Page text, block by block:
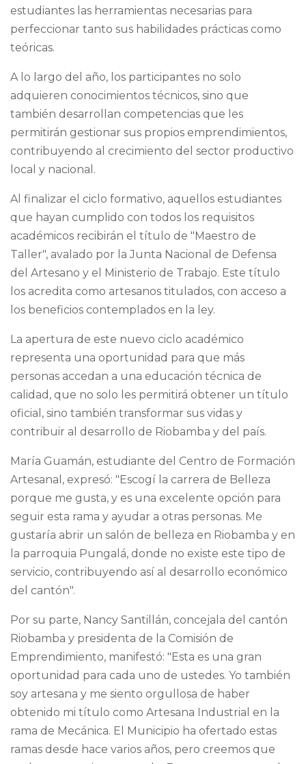
estudiantes las herramientas necesarias para
perfeccionar tanto sus habilidades prácticas como
teóricas.
A lo largo del año, los participantes no solo
adquieren conocimientos técnicos, sino que
también desarrollan competencias que les
permitirán gestionar sus propios emprendimientos,
contribuyendo al crecimiento del sector productivo
local y nacional.
Al finalizar el ciclo formativo, aquellos estudiantes
que hayan cumplido con todos los requisitos
académicos recibirán el título de "Maestro de
Taller", avalado por la Junta Nacional de Defensa
del Artesano y el Ministerio de Trabajo. Este título
los acredita como artesanos titulados, con acceso a
los beneficios contemplados en la ley.
La apertura de este nuevo ciclo académico
representa una oportunidad para que más
personas accedan a una educación técnica de
calidad, que no solo les permitirá obtener un título
oficial, sino también transformar sus vidas y
contribuir al desarrollo de Riobamba y del país.
María Guamán, estudiante del Centro de Formación
Artesanal, expresó: "Escogí la carrera de Belleza
porque me gusta, y es una excelente opción para
seguir esta rama y ayudar a otras personas. Me
gustaría abrir un salón de belleza en Riobamba y en
la parroquia Pungalá, donde no existe este tipo de
servicio, contribuyendo así al desarrollo económico
del cantón".
Por su parte, Nancy Santillán, concejala del cantón
Riobamba y presidenta de la Comisión de
Emprendimiento, manifestó: "Esta es una gran
oportunidad para cada uno de ustedes. Yo también
soy artesana y me siento orgullosa de haber
obtenido mi título como Artesana Industrial en la
rama de Mecánica. El Municipio ha ofertado estas
ramas desde hace varios años, pero creemos que